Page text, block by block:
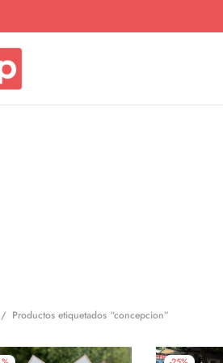
/ Productos etiquetados “concepcion”